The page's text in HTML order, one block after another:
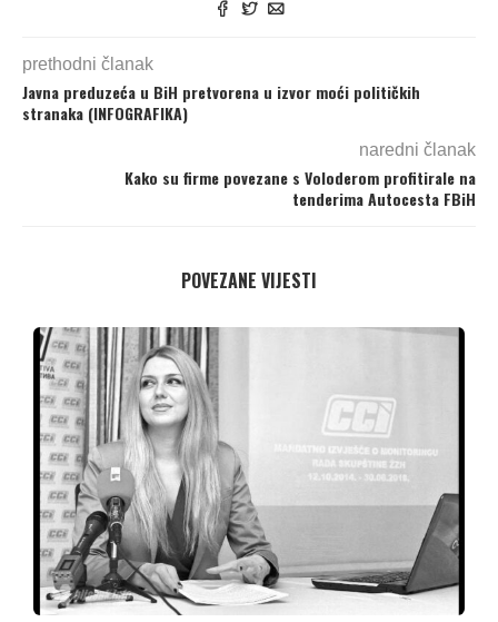
prethodni članak
Javna preduzeća u BiH pretvorena u izvor moći političkih
stranaka (INFOGRAFIKA)
naredni članak
Kako su firme povezane s Voloderom profitirale na
tenderima Autocesta FBiH
POVEZANE VIJESTI